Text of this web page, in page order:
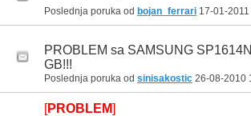
Poslednja poruka od bojan_ferrari 17-01-2011
PROBLEM sa SAMSUNG
GB!!!
Poslednja poruka od sinisakostic 26-08-2010
[PROBLEM]